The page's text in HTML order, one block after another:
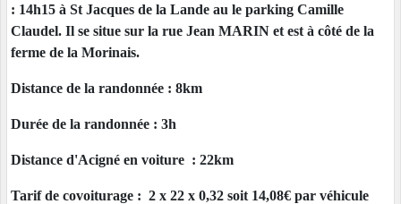
: 14h15 à St Jacques de la Lande au le parking Camille
Claudel. Il se situe sur la rue Jean MARIN et est à côté de la
ferme de la Morinais.
Distance de la randonnée : 8km
Durée de la randonnée : 3h
Distance d'Acigné en voiture : 22km
Tarif de covoiturage : 2 x 22 x 0,32 soit 14,08€ par véhicule